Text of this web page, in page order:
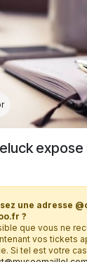
(direkt vor Ort)
expose
une adresse
?
que vous ne
vos tickets
Si tel est votre